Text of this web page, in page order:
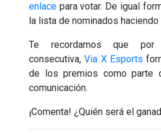
enlace para votar. De igual
la lista de nominados
Te recordamos que por
consecutiva,Via X Esports
de los premios como parte
comunicación.
¡Comenta! ¿Quién será el